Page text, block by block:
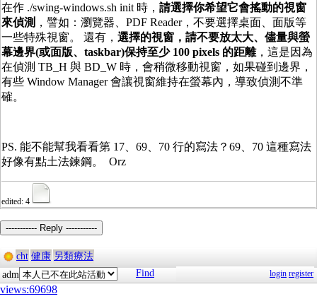
在作 ./swing-windows.sh init 時， 請選擇你希望它會搖動的視窗
來偵測 ，譬如：瀏覽器、PDF Reader，不要選擇桌面、面版等
一些特殊視窗。 還有， 選擇的視窗，請不要放太大、儘量與螢
幕邊界(或面版、taskbar)保持至少 100 pixels 的距離，這是因為
在偵測 TB_H 與 BD_W 時，會稍微移動視窗，如果碰到邊界，
有些 Window Manager 會讓視窗維持在螢幕內，導致偵測不準
確。
PS. 能不能幫我看看第 17、69、70 行的寫法？69、70 這種寫法
好像有點土法鍊鋼。 Orz
edited: 4
----------- Reply -----------
cht 健康 另類療法
adm
Find login register
views:69698